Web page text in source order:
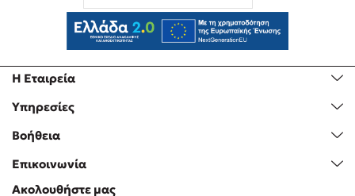
Η Εταιρεία
Υπηρεσίες
Βοήθεια
Επικοινωνία
Ακολουθήστε μας